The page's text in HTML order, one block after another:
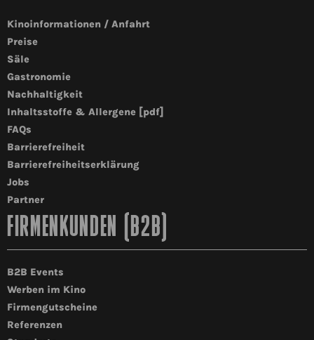
Kinoinformationen / Anfahrt
Preise
Säle
Gastronomie
Nachhaltigkeit
Inhaltsstoffe & Allergene [pdf]
FAQs
Barrierefreiheit
Barrierefreiheitserklärung
Jobs
Partner
FIRMENKUNDEN (B2B)
B2B Events
Werben im Kino
Firmengutscheine
Referenzen